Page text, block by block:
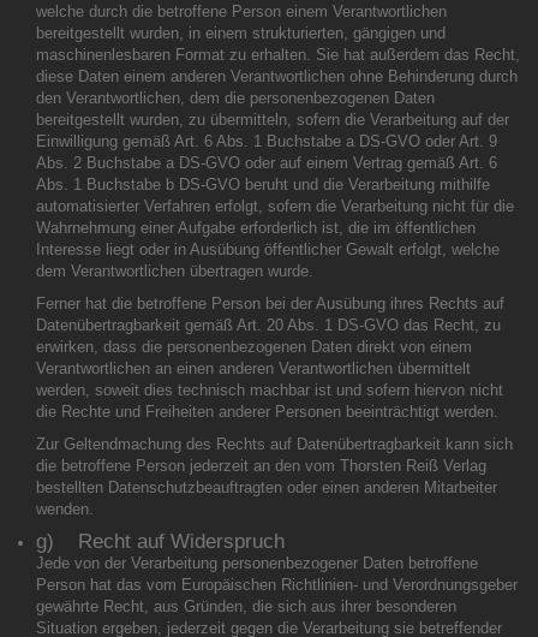
welche durch die betroffene Person einem Verantwortlichen
bereitgestellt wurden, in einem strukturierten, gängigen und
maschinenlesbaren Format zu erhalten. Sie hat außerdem das Recht,
diese Daten einem anderen Verantwortlichen ohne Behinderung durch
den Verantwortlichen, dem die personenbezogenen Daten
bereitgestellt wurden, zu übermitteln, sofern die Verarbeitung auf der
Einwilligung gemäß Art. 6 Abs. 1 Buchstabe a DS-GVO oder Art. 9
Abs. 2 Buchstabe a DS-GVO oder auf einem Vertrag gemäß Art. 6
Abs. 1 Buchstabe b DS-GVO beruht und die Verarbeitung mithilfe
automatisierter Verfahren erfolgt, sofern die Verarbeitung nicht für die
Wahrnehmung einer Aufgabe erforderlich ist, die im öffentlichen
Interesse liegt oder in Ausübung öffentlicher Gewalt erfolgt, welche
dem Verantwortlichen übertragen wurde.
Ferner hat die betroffene Person bei der Ausübung ihres Rechts auf
Datenübertragbarkeit gemäß Art. 20 Abs. 1 DS-GVO das Recht, zu
erwirken, dass die personenbezogenen Daten direkt von einem
Verantwortlichen an einen anderen Verantwortlichen übermittelt
werden, soweit dies technisch machbar ist und sofern hiervon nicht
die Rechte und Freiheiten anderer Personen beeinträchtigt werden.
Zur Geltendmachung des Rechts auf Datenübertragbarkeit kann sich
die betroffene Person jederzeit an den vom Thorsten Reiß Verlag
bestellten Datenschutzbeauftragten oder einen anderen Mitarbeiter
wenden.
g) Recht auf Widerspruch
Jede von der Verarbeitung personenbezogener Daten betroffene
Person hat das vom Europäischen Richtlinien- und Verordnungsgeber
gewährte Recht, aus Gründen, die sich aus ihrer besonderen
Situation ergeben, jederzeit gegen die Verarbeitung sie betreffender